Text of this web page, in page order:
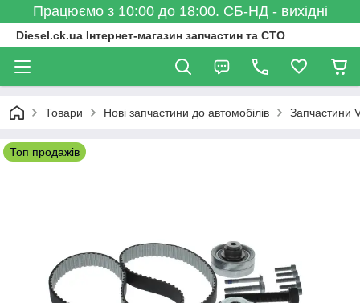
Працюємо з 10:00 до 18:00. СБ-НД - вихідні
Diesel.ck.ua Інтернет-магазин запчастин та СТО
Товари Нові запчастини до автомобілів Запчастини
Топ продажів